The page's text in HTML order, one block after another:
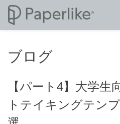
ブログ
【パート4】大学
トテイキングテン